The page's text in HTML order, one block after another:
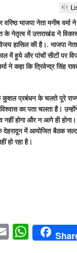
वरिष्ठ भाजपा नेता मनीष
के नेतृत्व में उत्तराखंड ने
हासिल की है।. भाजपा
में हुये और पांचों सीटों पर
ने कहा कि त्रिवेन्द्र
कुशल प्रबंधन के चलते पूरे
का पता चलता है।
नहीं होगा और न आगे ही
देहरादून में आयोजित बैठक
हो रहा है।
E
W